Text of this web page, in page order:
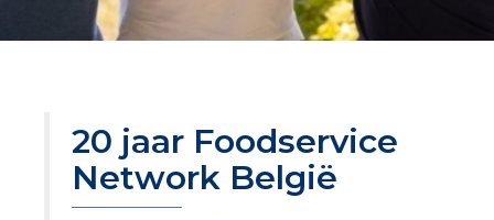
20 jaar Foodservice
Network België